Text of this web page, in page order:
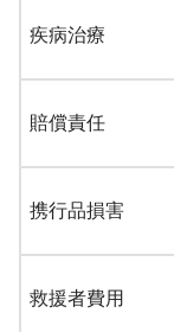
疾病治療
賠償責任
携行品損害
救援者費用